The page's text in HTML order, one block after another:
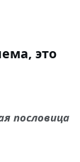
это
пословица